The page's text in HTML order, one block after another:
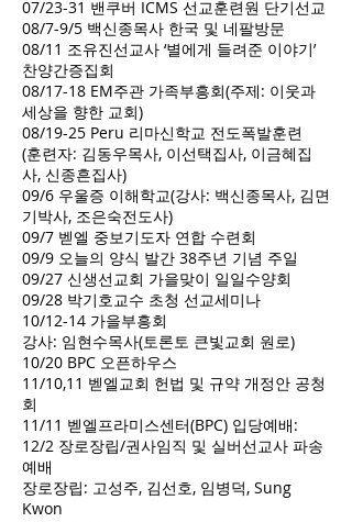
07/23-31 밴쿠버 ICMS 선교훈련원 단기선교
08/7-9/5 백신종목사 한국 및 네팔방문
08/11 조유진선교사 ‘별에게 들려준 이야기’
찬양간증집회
08/17-18 EM주관 가족부흥회(주제: 이웃과
세상을 향한 교회)
08/19-25 Peru 리마신학교 전도폭발훈련
(훈련자: 김동우목사, 이선택집사, 이금혜집
사, 신종흔집사)
09/6 우울증 이해학교(강사: 백신종목사, 김면
기박사, 조은숙전도사)
09/7 벧엘 중보기도자 연합 수련회
09/9 오늘의 양식 발간 38주년 기념 주일
09/27 신생선교회 가을맞이 일일수양회
09/28 박기호교수 초청 선교세미나
10/12-14 가을부흥회
강사: 임현수목사(토론토 큰빛교회 원로)
10/20 BPC 오픈하우스
11/10,11 벧엘교회 헌법 및 규약 개정안 공청
회
11/11 벧엘프라미스센터(BPC) 입당예배:
12/2 장로장립/권사임직 및 실버선교사 파송
예배
장로장립: 고성주, 김선호, 임병덕, Sung
Kwon